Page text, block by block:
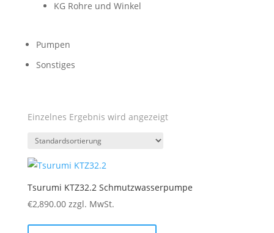
KG Rohre und Winkel
Pumpen
Sonstiges
Einzelnes Ergebnis wird angezeigt
Tsurumi KTZ32.2 Schmutzwasserpumpe
€2,890.00 zzgl. MwSt.